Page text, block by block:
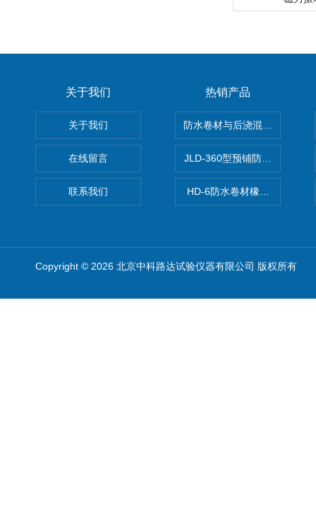
关于我们
关于我们
在线留言
联系我们
热销产品
防水卷材与后浇混凝土剥离强
JLD-360型预铺防水卷材抗冲
HD-6防水卷材橡胶测厚仪
Copyright © 2026 北京中科路达试验仪器有限公司 版权所有